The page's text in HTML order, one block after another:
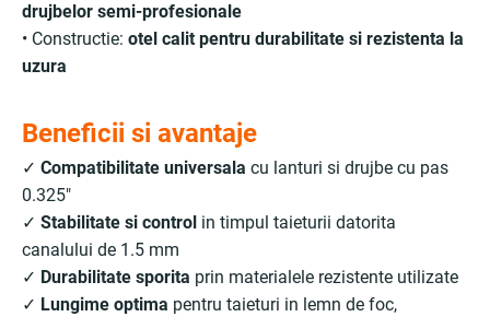
drujbelor semi-profesionale
• Constructie: otel calit pentru durabilitate si rezistenta la
uzura
Beneficii si avantaje
✓ Compatibilitate universala cu lanturi si drujbe cu pas
0.325"
✓ Stabilitate si control in timpul taieturii datorita
canalului de 1.5 mm
✓ Durabilitate sporita prin materialele rezistente utilizate
✓ Lungime optima pentru taieturi in lemn de foc,